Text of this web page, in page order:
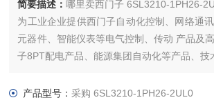
简要描述：哪里卖西门子 6SL3210-1PH26-
为工业企业提供西门子自动化控制、网络通
元器件、智能仪表等电气控制、传动 产品及
子8PT配电产品、能源集团自动化等产品、技
西门子自动化控制、网络通讯、变频电机、
产品型号： 采购 6SL3210-1PH26-2UL0